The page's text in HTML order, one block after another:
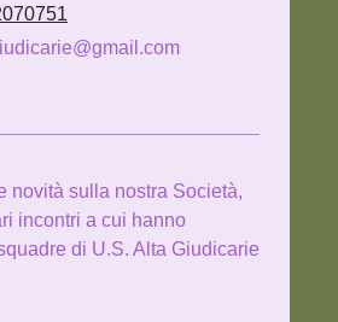
novità sulla nostra Società,
incontri a cui hanno
di U.S. Alta Giudicarie